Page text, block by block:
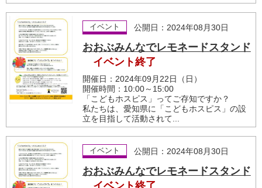
イベント 公開日：2024年08月30日
おおぶみんなでレモネードスタンド
イベント終了
開催日：2024年09月22日（日）
開催時間：10:00～15:00
「こどもホスピス」ってご存知ですか？
私たちは、愛知県に「こどもホスピス」の設
立を目指して活動されて...
イベント 公開日：2024年08月30日
おおぶみんなでレモネードスタンド
イベント終了